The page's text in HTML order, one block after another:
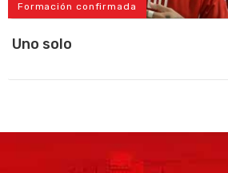
Formación confirmada
Uno solo